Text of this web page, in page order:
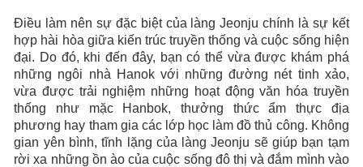
Điều làm nên sự đặc biệt của làng Jeonju chính là sự kết
hợp hài hòa giữa kiến trúc truyền thống và cuộc sống hiện
đại. Do đó, khi đến đây, bạn có thể vừa được khám phá
những ngôi nhà Hanok với những đường nét tinh xảo,
vừa được trải nghiệm những hoạt động văn hóa truyền
thống như mặc Hanbok, thưởng thức ẩm thực địa
phương hay tham gia các lớp học làm đồ thủ công. Không
gian yên bình, tĩnh lặng của làng Jeonju sẽ giúp bạn tạm
rời xa những ồn ào của cuộc sống đô thị và đắm mình vào